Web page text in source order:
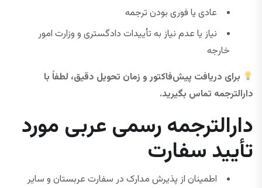
عادی یا فوری بودن ترجمه
نیاز یا عدم نیاز به تأییدات دادگستری و وزارت امور
خارجه
برای دریافت پیش‌فاکتور و زمان تحویل دقیق، لطفاً با
دارالترجمه تماس بگیرید.
دارالترجمه رسمی عربی مورد
تأیید سفارت
اطمینان از پذیرش مدارک در سفارت عربستان و سایر